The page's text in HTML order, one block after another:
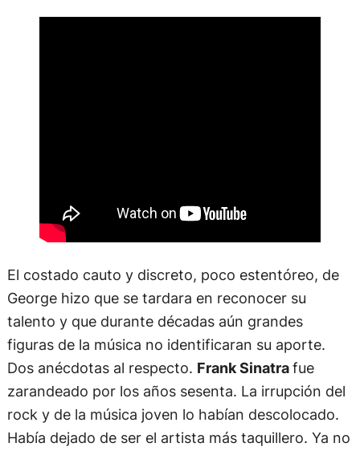
El costado cauto y discreto, poco estentóreo, de
George hizo que se tardara en reconocer su
talento y que durante décadas aún grandes
figuras de la música no identificaran su aporte.
Dos anécdotas al respecto. Frank Sinatrafue
zarandeado por los años sesenta. La irrupción del
rock y de la música joven lo habían descolocado.
Había dejado de ser el artista más taquillero. Ya no